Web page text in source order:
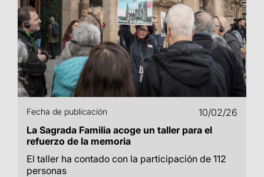
Fecha de publicación
10/02/26
La Sagrada Familia acoge un taller para el
refuerzo de la memoria
El taller ha contado con la participación de 112
personas